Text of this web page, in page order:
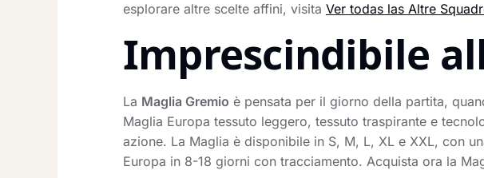
esplorare altre scelte affini, visita Ver todas las Altre
Imprescindibile
La Maglia Gremio è pensata per il giorno della partita,
Maglia Europa tessuto leggero, tessuto traspirante e
azione. La Maglia è disponibile in S, M, L, XL e XXL, con
Europa in 8-18 giorni con tracciamento. Acquista ora la